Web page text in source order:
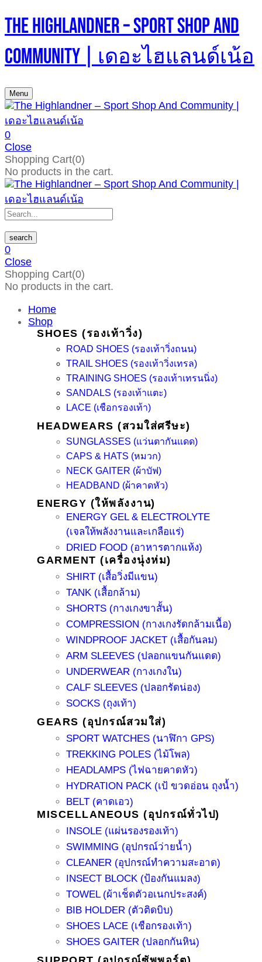
The Highlandner – Sport Shop And
Community | เดอะไฮแลนด์เน้อ
Menu
0
Close
Shopping Cart(0)
No products in the cart.
search
0
Close
Shopping Cart(0)
No products in the cart.
Home
Shop
SHOES (รองเท้าวิ่ง)
ROAD SHOES (รองเท้าวิ่งถนน)
TRAIL SHOES (รองเท้าวิ่งเทรล)
TRAINING SHOES (รองเท้าเทรนนิ่ง)
SANDALS (รองเท้าแตะ)
LACE (เชือกรองเท้า)
HEADWEARS (สวมใส่ศรีษะ)
SUNGLASSES (แว่นตากันแดด)
CAPS & HATS (หมวก)
NECK GAITER (ผ้าบัฟ)
HEADBAND (ผ้าคาดหัว)
ENERGY (ให้พลังงาน)
ENERGY GEL & ELECTROLYTE
(เจลให้พลังงานและเกลือแร่)
DRIED FOOD (อาหารตากแห้ง)
GARMENT (เครื่องนุ่งห่ม)
SHIRT (เสื้อวิ่งมีแขน)
TANK (เสื้อกล้าม)
SHORTS (กางเกงขาสั้น)
COMPRESSION (กางเกงรัดกล้ามเนื้อ)
WINDPROOF JACKET (เสื้อกันลม)
ARM SLEEVES (ปลอกแขนกันแดด)
UNDERWEAR (กางเกงใน)
CALF SLEEVES (ปลอกรัดน่อง)
SOCKS (ถุงเท้า)
GEARS (อุปกรณ์สวมใส่)
SPORT WATCHES (นาฬิกา GPS)
TREKKING POLES (ไม้โพล)
HEADLAMPS (ไฟฉายคาดหัว)
HYDRATION PACK (เป้ ขวดอ่อน ถุงน้ำ)
BELT (คาดเอว)
MISCELLANEOUS (อุปกรณ์ทั่วไป)
INSOLE (แผ่นรองรองเท้า)
SWIMMING (อุปกรณ์ว่ายน้ำ)
CLEANER (อุปกรณ์ทำความสะอาด)
INSECT BLOCK (ป้องกันแมลง)
TOWEL (ผ้าเช็ดตัวอเนกประสงค์)
BIB HOLDER (ตัวติดบิบ)
SHOES LACE (เชือกรองเท้า)
SHOES GAITER (ปลอกกันหิน)